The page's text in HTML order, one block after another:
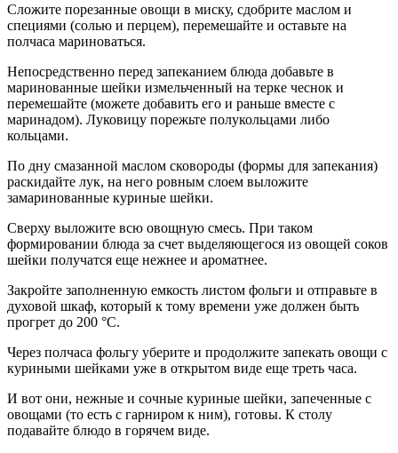
Сложите порезанные овощи в миску, сдобрите маслом и
специями (солью и перцем), перемешайте и оставьте на
полчаса мариноваться.
Непосредственно перед запеканием блюда добавьте в
маринованные шейки измельченный на терке чеснок и
перемешайте (можете добавить его и раньше вместе с
маринадом). Луковицу порежьте полукольцами либо
кольцами.
По дну смазанной маслом сковороды (формы для запекания)
раскидайте лук, на него ровным слоем выложите
замаринованные куриные шейки.
Сверху выложите всю овощную смесь. При таком
формировании блюда за счет выделяющегося из овощей соков
шейки получатся еще нежнее и ароматнее.
Закройте заполненную емкость листом фольги и отправьте в
духовой шкаф, который к тому времени уже должен быть
прогрет до 200 °C.
Через полчаса фольгу уберите и продолжите запекать овощи с
куриными шейками уже в открытом виде еще треть часа.
И вот они, нежные и сочные куриные шейки, запеченные с
овощами (то есть с гарниром к ним), готовы. К столу
подавайте блюдо в горячем виде.